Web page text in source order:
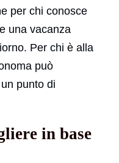
per chi conosce
una vacanza
Per chi è alla
può
punto di
in base